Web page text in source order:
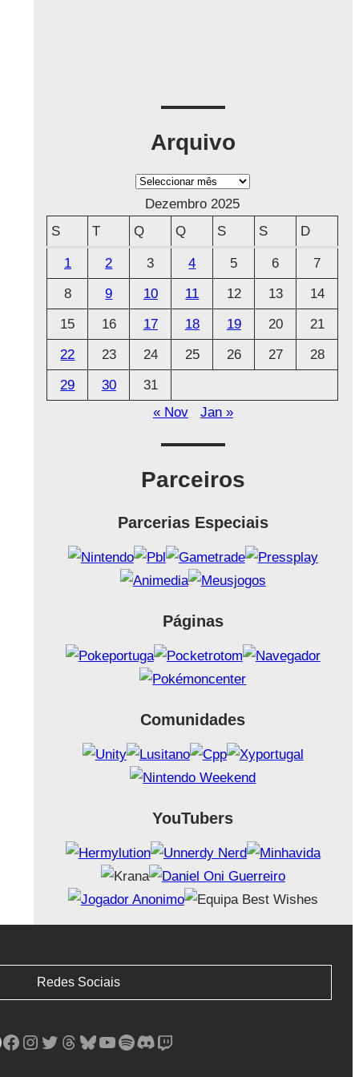
Arquivo
A
q
Dezembro 2025
S
T Q Q S S D
1 2 3 4 5 6
7
8
9 10 11 12 13
14
15
16 17 18 19 20
21
22
23 24 25 26 27
28
29
30
31
« Nov
Jan »
Parceiros
Parcerias Especiais
Páginas
Comunidades
YouTubers
Redes Sociais
Facebook Instagram Twitter Threads Bluesky YouTube Spotify Discord Twitch